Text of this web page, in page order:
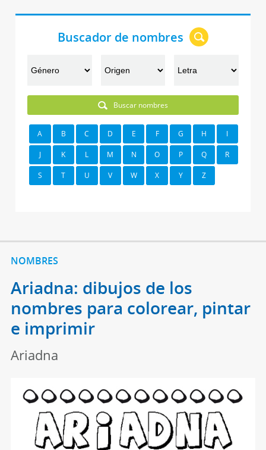
Buscador de nombres
Buscar nombres
A B C D E F G H I
J K L M N O P Q R
S T U V W X Y Z
NOMBRES
Ariadna: dibujos de los
nombres para colorear, pintar
e imprimir
Ariadna